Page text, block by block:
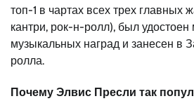
топ-1 в чартах всех трех
кантри, рок-н-ролл), был
музыкальных наград и занесен в
ролла.
Почему Элвис Пресли так